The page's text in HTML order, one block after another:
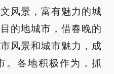
风景，富有魅力的城
的地城市，借春晚的
风景和城市魅力，成
。各地积极作为，抓